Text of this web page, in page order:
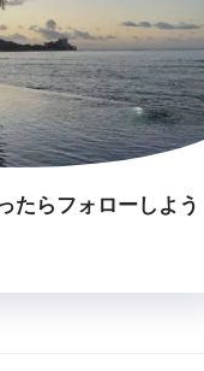
たらフォローしよう